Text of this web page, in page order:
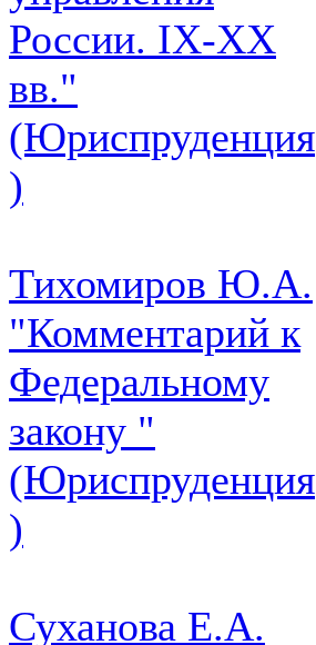
России. IХ-ХХ
вв."
(Юриспруденция
)
Тихомиров Ю.А.
"Комментарий к
Федеральному
закону "
(Юриспруденция
)
Суханова Е.А.